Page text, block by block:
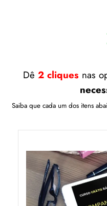
Dê 2 cliques nas
Saiba que cada um dos itens